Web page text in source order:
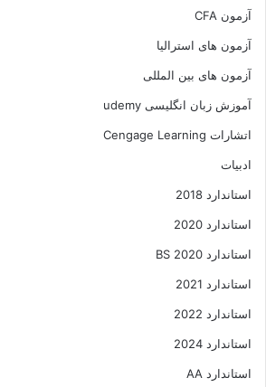
آزمون CFA
آزمون های استرالیا
آزمون های بین المللی
آموزش زبان انگلیسی udemy
اتشارات Cengage Learning
ادبیات
استاندارد 2018
استاندارد 2020
استاندارد 2020 BS
استاندارد 2021
استاندارد 2022
استاندارد 2024
استاندارد AA